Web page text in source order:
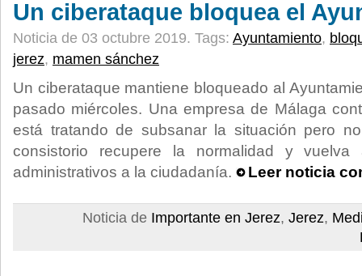
Un ciberataque bloquea el
Noticia de 03 octubre 2019. Tags: Ayuntamiento,
jerez, mamen sánchez
Un ciberataque mantiene bloqueado al
pasado miércoles. Una empresa de Málaga
está tratando de subsanar la situación pero
consistorio recupere la normalidad y
administrativos a la ciudadanía.
Leer noticia
Noticia de Importante en Jerez, Jerez,